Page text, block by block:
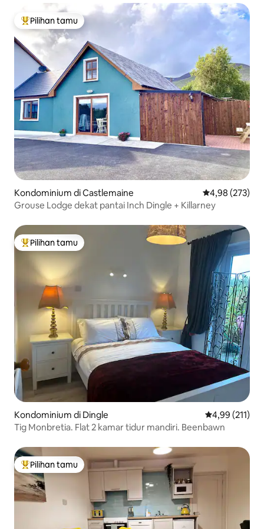
Pilihan tamu terpopuler
Pilihan tamu
Kondominium di Castlemaine Nilai rata-rata
4,98 (273)
Grouse Lodge dekat pantai Inch Dingle + Killarney
Pilihan tamu terpopuler
Pilihan tamu
Kondominium di Dingle Nilai rata-rata
4,99 (211)
Tig Monbretia. Flat 2 kamar tidur mandiri. Beenbawn
Pilihan tamu terpopuler
Pilihan tamu